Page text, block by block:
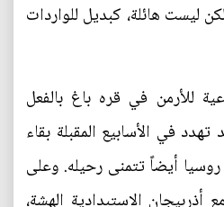
ليست هائلة، كبديل للواردات
للأرمن في قره باغ بالفعل
في الأسابيع المقبلة بقاء
روسيا أيضاً تتمنى رحيله. وعلى